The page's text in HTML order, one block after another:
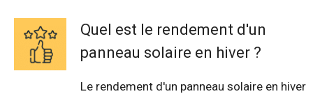
Quel est le rendement d'un
panneau solaire en hiver ?
Le rendement d'un panneau solaire en hiver